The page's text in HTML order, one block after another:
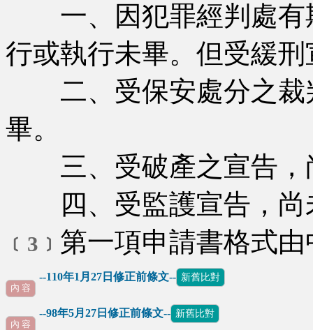
一、因犯罪經判處有
行或執行未畢。但受緩
二、受保安處分之裁
畢。
三、受破產之宣告，
四、受監護宣告，尚
﹝3﹞ 第一項申請書格式
--110年1月27日修正前條文-- 新舊比對
內 容
--98年5月27日修正前條文-- 新舊比對
內 容